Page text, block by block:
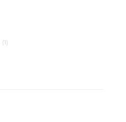
(1)